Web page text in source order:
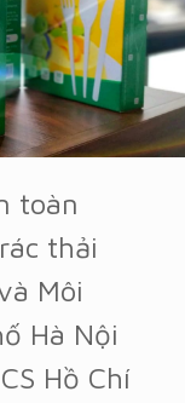
toàn
thải
Môi
Hà Nội
Hồ Chí